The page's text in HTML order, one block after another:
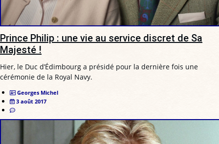
Prince Philip : une vie au service discret de Sa
Majesté !
Hier, le Duc d’Édimbourg a présidé pour la dernière fois une
cérémonie de la Royal Navy.
Georges Michel
3 août 2017